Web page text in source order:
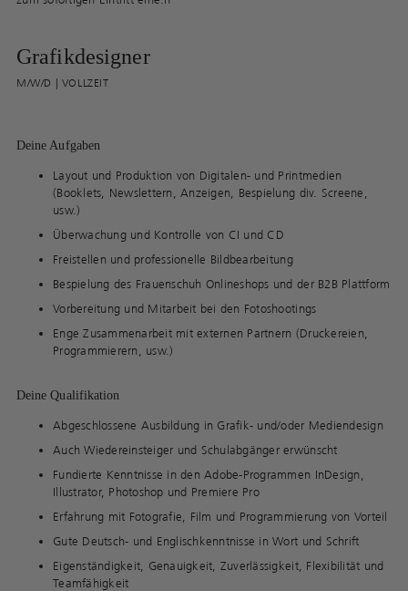
Grafikdesigner
M/W/D | VOLLZEIT
Deine Aufgaben
Layout und Produktion von Digitalen- und Printmedien
(Booklets, Newslettern, Anzeigen, Bespielung div. Screene,
usw.)
Überwachung und Kontrolle von CI und CD
Freistellen und professionelle Bildbearbeitung
Bespielung des Frauenschuh Onlineshops und der B2B Plattform
Vorbereitung und Mitarbeit bei den Fotoshootings
Enge Zusammenarbeit mit externen Partnern (Druckereien,
Programmierern, usw.)
Deine Qualifikation
Abgeschlossene Ausbildung in Grafik- und/oder Mediendesign
Auch Wiedereinsteiger und Schulabgänger erwünscht
Fundierte Kenntnisse in den Adobe-Programmen InDesign,
Illustrator, Photoshop und Premiere Pro
Erfahrung mit Fotografie, Film und Programmierung von Vorteil
Gute Deutsch- und Englischkenntnisse in Wort und Schrift
Eigenständigkeit, Genauigkeit, Zuverlässigkeit, Flexibilität und
Teamfähigkeit